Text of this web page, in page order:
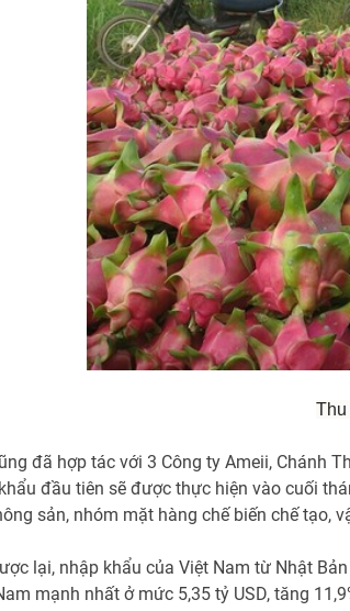
Thu
đã hợp tác với 3 Công ty Ameii, Chánh
đầu tiên sẽ được thực hiện vào cuối
sản, nhóm mặt hàng chế biến chế tạo,
lại, nhập khẩu của Việt Nam từ Nhật
mạnh nhất ở mức 5,35 tỷ USD, tăng